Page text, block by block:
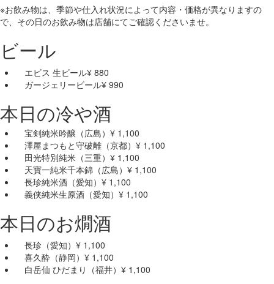
※お飲み物は、季節や仕入れ状況によって内容・価格が異なりますの
で、その日のお飲み物は店舗にてご確認くださいませ。
ビール
エビス 生ビール¥ 880
ガージェリービール¥ 990
本日の冷や酒
宝剣純米吟醸（広島） ¥ 1,100
澤屋まつもと守破離（京都） ¥ 1,100
田光特別純米（三重） ¥ 1,100
天寶一純米千本錦（広島） ¥ 1,100
長珍純米酒（愛知） ¥ 1,100
義侠純米生原酒（愛知） ¥ 1,100
本日のお燗酒
長珍 （愛知） ¥ 1,100
喜久酔 （静岡） ¥ 1,100
白岳仙 ひだまり （福井） ¥ 1,100